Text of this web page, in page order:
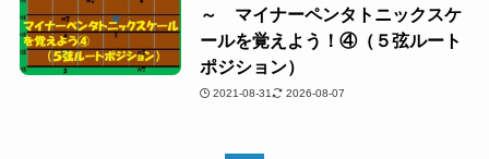
～ マイナーペンタトニックスケ
ールを覚えよう！④（５弦ルート
ポジション）
2021-08-31 2026-08-07